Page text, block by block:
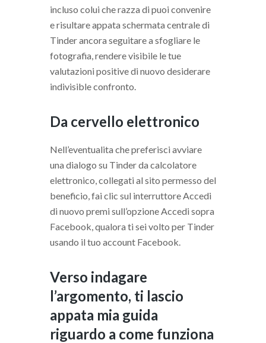
incluso colui che razza di puoi convenire
e risultare appata schermata centrale di
Tinder ancora seguitare a sfogliare le
fotografia, rendere visibile le tue
valutazioni positive di nuovo desiderare
indivisible confronto.
Da cervello elettronico
Nell’eventualita che preferisci avviare
una dialogo su Tinder da calcolatore
elettronico, collegati al sito permesso del
beneficio, fai clic sul interruttore Accedi
di nuovo premi sull’opzione Accedi sopra
Facebook, qualora ti sei volto per Tinder
usando il tuo account Facebook.
Verso indagare
l’argomento, ti lascio
appata mia guida
riguardo a come funziona